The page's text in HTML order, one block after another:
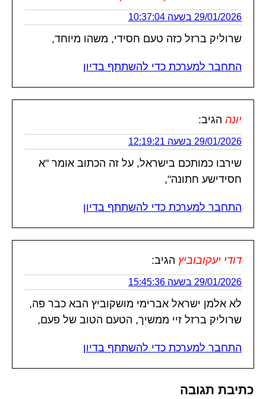
29/01/2026 בשעה 10:37:04
שרוליק ברזל כזה טעם חסידי, משהו מיוחד,
התחבר למערכת כדי להשתתף בדיון
יונה הגיב:
29/01/2026 בשעה 12:19:21
שירבו כמותכם בישראל, על זה הכתוב אומר "א
חסידישע חתונה",
התחבר למערכת כדי להשתתף בדיון
דודי יעקובוביץ הגיב:
29/01/2026 בשעה 15:45:36
לא אלמן ישראל אברימי מושקוביץ הבא כבר פה,
שרוליק ברזל זיי ממשיך, הטעם הטוב של פעם,
התחבר למערכת כדי להשתתף בדיון
כתיבת תגובה